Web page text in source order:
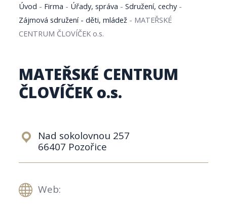
Úvod - Firma - Úřady, správa -Sdružení, cechy-
Zájmová sdružení - děti, mládež - MATEŘSKÉ
CENTRUM ČLOVÍČEK o.s.
MATEŘSKÉ CENTRUM
ČLOVÍČEK o.s.
Nad sokolovnou 257
66407 Pozořice
Web: